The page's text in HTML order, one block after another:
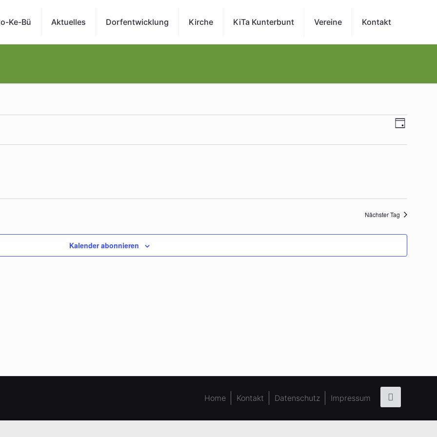
Ke-Bü Aktuelles Dorfentwicklung Kirche KiTa Kunterbunt Vereine Kontakt
Tag
Nächster Tag
Kalender abonnieren
Home Kontakt Datenschutz Impressum